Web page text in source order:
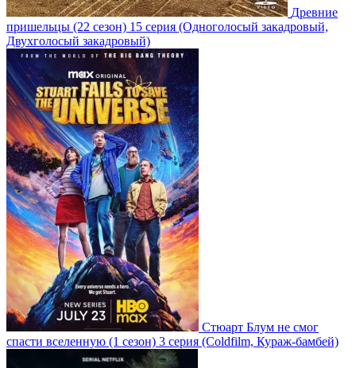
Древние
пришельцы (22 сезон) 15 серия (Одноголосый закадровый,
Двухголосый закадровый)
Стюарт Блум не смог
спасти вселенную (1 сезон) 3 серия (Coldfilm, Кураж-бамбей)